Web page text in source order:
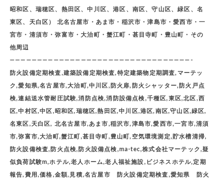
昭和区、瑞穂区、熱田区、中川区、港区、南区、守山区、緑区、名
東区、天白区） 北名古屋市・あま市・稲沢市・津島市・愛西市・一
宮市・清須市・弥富市・大治町・蟹江町・甚目寺町・豊山町・その
他周辺
—————————————————————————————————-
防火設備定期検査,建築設備定期検査,特定建築物定期調査,マーテッ
ク,愛知県,名古屋市,大治町,中川区,防火扉,防火シャッター,防火戸点
検,連結送水管耐圧試験,消防点検,消防設備点検,千種区,東区,北区,西
区,中村区,中区,昭和区,瑞穂区,熱田区,中川区,港区,南区,守山区,緑区,
名東区,天白区, 北名古屋市,あま市,稲沢市,津島市,愛西市,一宮市,清須
市,弥富市,大治町,蟹江町,甚目寺町,豊山町,空気環境測定,貯水槽清掃,
防火設備検査,防火点検,防火設備点検,ma-tec,株式会社マーテック,疑
似負荷試験m,ホテル,老人ホーム,老人福祉施設,ビジネスホテル,定期
報告,費用,価格,金額,見積,名古屋市 防火設備定期検査,愛知県 防火